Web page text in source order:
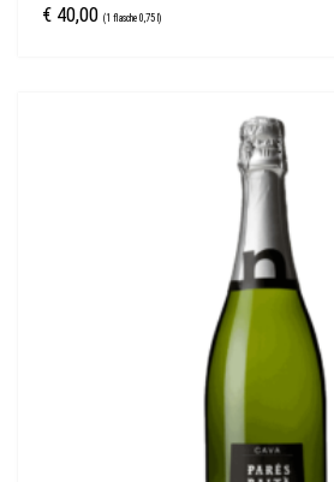
€ 40,00 (1 flasche 0,75 l)